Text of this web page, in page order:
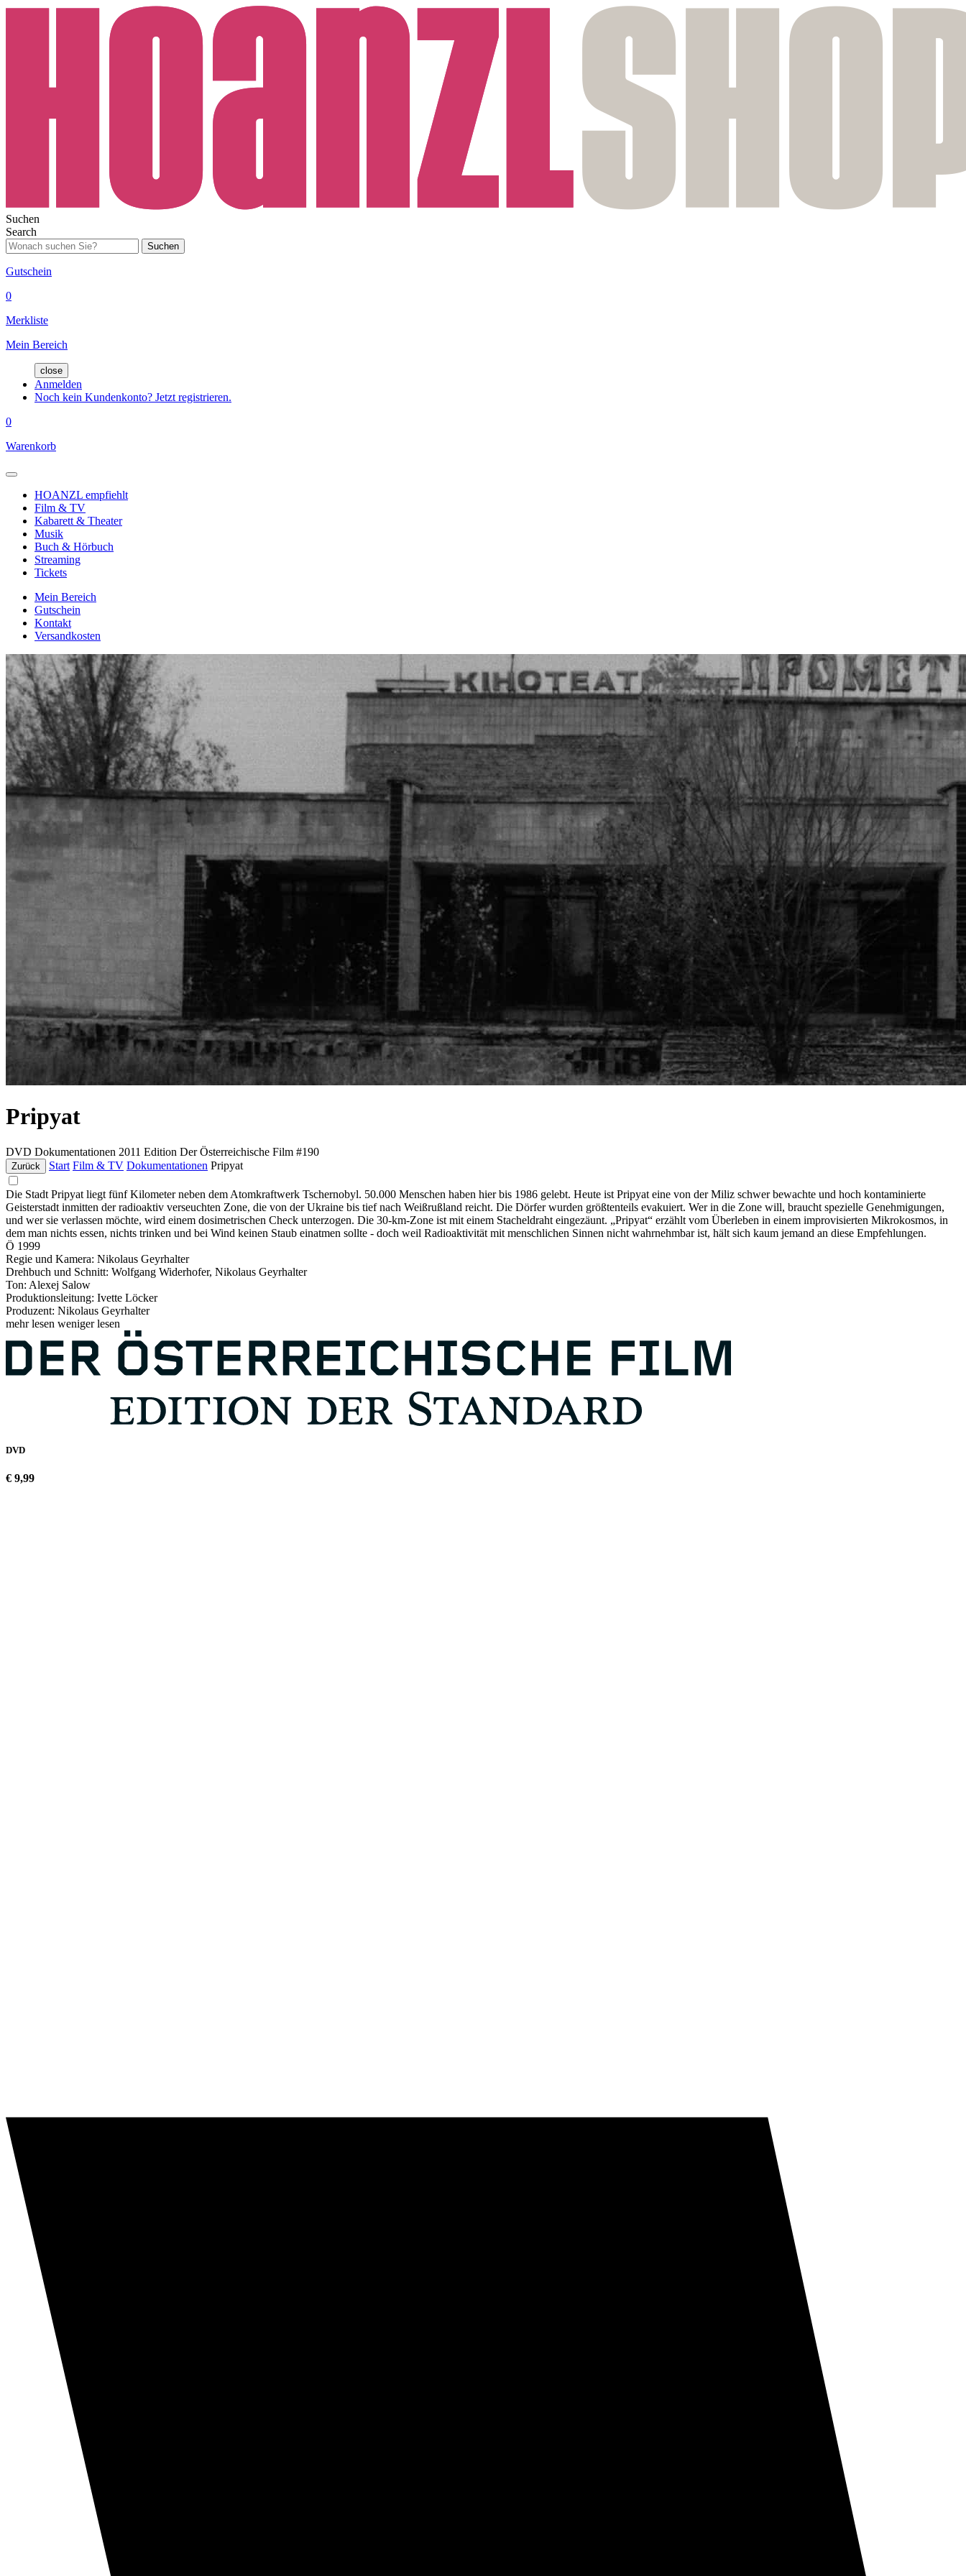
Suchen
Search
Suchen
Gutschein
0
Merkliste
Mein Bereich
close
Anmelden
Noch kein Kundenkonto? Jetzt registrieren.
0
Warenkorb
HOANZL empfiehlt
Film & TV
Kabarett & Theater
Musik
Buch & Hörbuch
Streaming
Tickets
Mein Bereich
Gutschein
Kontakt
Versandkosten
Pripyat
DVD Dokumentationen 2011 Edition Der Österreichische Film #190
Zurück Start Film & TV Dokumentationen Pripyat
Die Stadt Pripyat liegt fünf Kilometer neben dem Atomkraftwerk Tschernobyl. 50.000 Menschen haben hier bis 1986 gelebt. Heute ist Pripyat eine von der Miliz schwer bewachte und hoch kontaminierte
Geisterstadt inmitten der radioaktiv verseuchten Zone, die von der Ukraine bis tief nach Weißrußland reicht. Die Dörfer wurden größtenteils evakuiert. Wer in die Zone will, braucht spezielle Genehmigungen,
und wer sie verlassen möchte, wird einem dosimetrischen Check unterzogen. Die 30-km-Zone ist mit einem Stacheldraht eingezäunt. „Pripyat“ erzählt vom Überleben in einem improvisierten Mikrokosmos, in
dem man nichts essen, nichts trinken und bei Wind keinen Staub einatmen sollte - doch weil Radioaktivität mit menschlichen Sinnen nicht wahrnehmbar ist, hält sich kaum jemand an diese Empfehlungen.
Ö 1999
Regie und Kamera: Nikolaus Geyrhalter
Drehbuch und Schnitt: Wolfgang Widerhofer, Nikolaus Geyrhalter
Ton: Alexej Salow
Produktionsleitung: Ivette Löcker
Produzent: Nikolaus Geyrhalter
mehr lesen weniger lesen
DVD
€ 9,99